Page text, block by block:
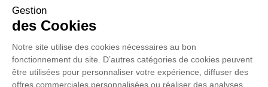
Magasin de Vannes
Magasin d'Orléans
COMPTOIR PRO
Gestion
des Cookies
Notre site utilise des cookies nécessaires au bon
fonctionnement du site. D’autres catégories de cookies peuvent
être utilisées pour personnaliser votre expérience, diffuser des
offres commerciales personnalisées ou réaliser des analyses